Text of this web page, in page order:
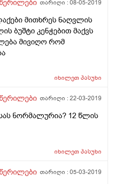
თარიღი :08-05-2019
მითხრეს ნაღვლის
ბუშტი კენჭებით მაქვს
მივიღო რომ
იხილეთპასუხი
თარიღი :22-03-2019
12 წლის
იხილეთპასუხი
თარიღი :05-03-2019